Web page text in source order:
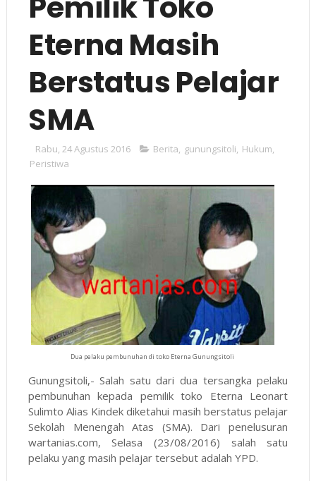
Eterna Masih
Berstatus Pelajar
SMA
Rabu, 24 Agustus 2016 Berita, gunungsitoli, Hukum,
Peristiwa
Dua pelaku pembunuhan di toko Eterna Gunungsitoli
Gunungsitoli,- Salah satu dari dua tersangka pelaku
pembunuhan kepada pemilik toko Eterna Leonart
Sulimto Alias Kindek diketahui masih berstatus pelajar
Sekolah Menengah Atas (SMA). Dari penelusuran
wartanias.com, Selasa (23/08/2016) salah satu
pelaku yang masih pelajar tersebut adalah YPD.